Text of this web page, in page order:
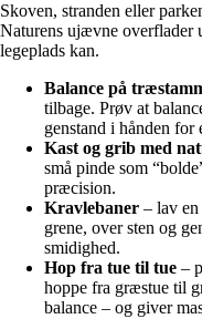
Skoven, stranden eller
Naturens ujævne overflader
legeplads kan.
Balance på
tilbage. Prøv at
genstand i hånden for
Kast og grib med
små pinde som
præcision.
Kravlebaner – lav
grene, over sten og
smidighed.
Hop fra tue til tue –
hoppe fra græstue til
balance – og giver